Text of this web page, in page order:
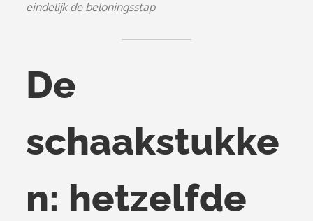
eindelijk de beloningsstap
De
schaakstukke
n: hetzelfde